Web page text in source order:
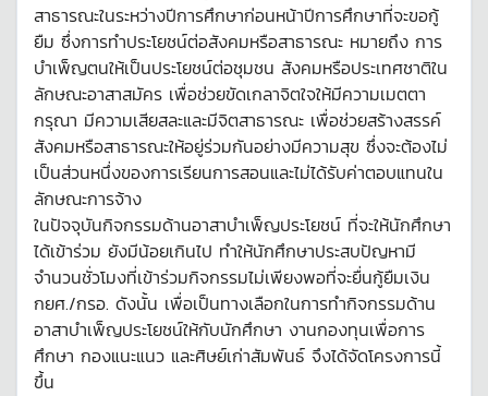
สาธารณะในระหว่างปีการศึกษาก่อนหน้าปีการศึกษาที่จะขอกู้
ยืม ซึ่งการทำประโยชน์ต่อสังคมหรือสาธารณะ หมายถึง การ
บำเพ็ญตนให้เป็นประโยชน์ต่อชุมชน สังคมหรือประเทศชาติใน
ลักษณะอาสาสมัคร เพื่อช่วยขัดเกลาจิตใจให้มีความเมตตา
กรุณา มีความเสียสละและมีจิตสาธารณะ เพื่อช่วยสร้างสรรค์
สังคมหรือสาธารณะให้อยู่ร่วมกันอย่างมีความสุข ซึ่งจะต้องไม่
เป็นส่วนหนึ่งของการเรียนการสอนและไม่ได้รับค่าตอบแทนใน
ลักษณะการจ้าง
ในปัจจุบันกิจกรรมด้านอาสาบำเพ็ญประโยชน์ ที่จะให้นักศึกษา
ได้เข้าร่วม ยังมีน้อยเกินไป ทำให้นักศึกษาประสบปัญหามี
จำนวนชั่วโมงที่เข้าร่วมกิจกรรมไม่เพียงพอที่จะยื่นกู้ยืมเงิน
กยศ./กรอ. ดังนั้น เพื่อเป็นทางเลือกในการทำกิจกรรมด้าน
อาสาบำเพ็ญประโยชน์ให้กับนักศึกษา งานกองทุนเพื่อการ
ศึกษา กองแนะแนว และศิษย์เก่าสัมพันธ์ จึงได้จัดโครงการนี้
ขึ้น